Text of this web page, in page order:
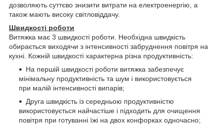
дозволяють суттєво знизити витрати на електроенергію, а
також мають високу світловіддачу.
Швидкості роботи
Витяжка має 3 швидкості роботи. Необхідна швидкість
обирається виходячи з інтенсивності забруднення повітря на
кухні. Кожній швидкості характерна різна продуктивність:
На першій швидкості роботи витяжка забезпечує
мінімальну продуктивність та шум і використовується
при малій інтенсивності випарів;
Друга швидкість із середньою продуктивністю
використовується найчастіше і підходить для очищення
повітря при готуванні їжі на двох конфорках одночасно;